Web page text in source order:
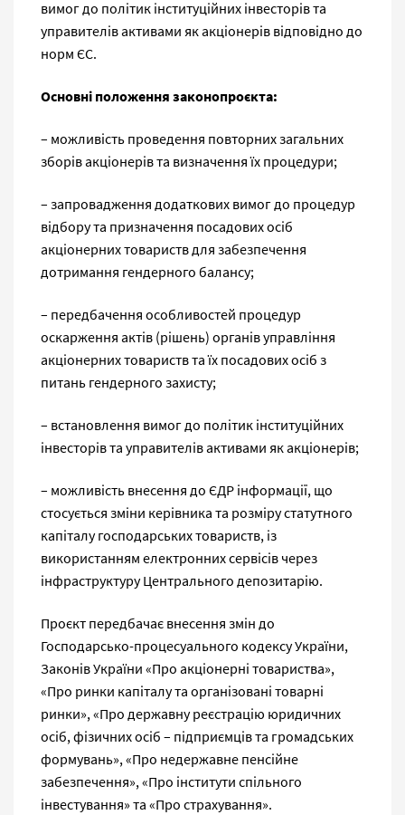
вимог до політик інституційних інвесторів та
управителів активами як акціонерів відповідно до
норм ЄС.
Основні положення законопроєкта:
– можливість проведення повторних загальних
зборів акціонерів та визначення їх процедури;
– запровадження додаткових вимог до процедур
відбору та призначення посадових осіб
акціонерних товариств для забезпечення
дотримання гендерного балансу;
– передбачення особливостей процедур
оскарження актів (рішень) органів управління
акціонерних товариств та їх посадових осіб з
питань гендерного захисту;
– встановлення вимог до політик інституційних
інвесторів та управителів активами як акціонерів;
– можливість внесення до ЄДР інформації, що
стосується зміни керівника та розміру статутного
капіталу господарських товариств, із
використанням електронних сервісів через
інфраструктуру Центрального депозитарію.
Проєкт передбачає внесення змін до
Господарсько-процесуального кодексу України,
Законів України «Про акціонерні товариства»,
«Про ринки капіталу та організовані товарні
ринки», «Про державну реєстрацію юридичних
осіб, фізичних осіб – підприємців та громадських
формувань», «Про недержавне пенсійне
забезпечення», «Про інститути спільного
інвестування» та «Про страхування».